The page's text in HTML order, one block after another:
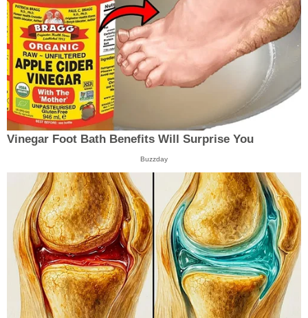
Vinegar Foot Bath Benefits Will Surprise You
Buzzday